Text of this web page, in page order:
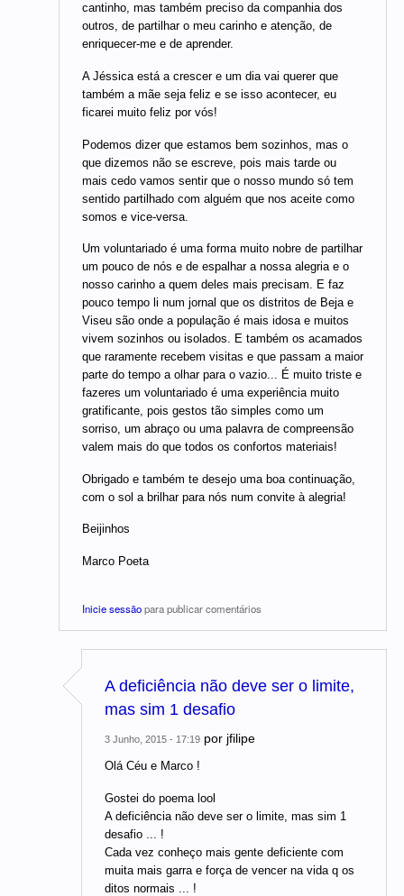
cantinho, mas também preciso da companhia dos
outros, de partilhar o meu carinho e atenção, de
enriquecer-me e de aprender.
A Jéssica está a crescer e um dia vai querer que
também a mãe seja feliz e se isso acontecer, eu
ficarei muito feliz por vós!
Podemos dizer que estamos bem sozinhos, mas o
que dizemos não se escreve, pois mais tarde ou
mais cedo vamos sentir que o nosso mundo só tem
sentido partilhado com alguém que nos aceite como
somos e vice-versa.
Um voluntariado é uma forma muito nobre de partilhar
um pouco de nós e de espalhar a nossa alegria e o
nosso carinho a quem deles mais precisam. E faz
pouco tempo li num jornal que os distritos de Beja e
Viseu são onde a população é mais idosa e muitos
vivem sozinhos ou isolados. E também os acamados
que raramente recebem visitas e que passam a maior
parte do tempo a olhar para o vazio... É muito triste e
fazeres um voluntariado é uma experiência muito
gratificante, pois gestos tão simples como um
sorriso, um abraço ou uma palavra de compreensão
valem mais do que todos os confortos materiais!
Obrigado e também te desejo uma boa continuação,
com o sol a brilhar para nós num convite à alegria!
Beijinhos
Marco Poeta
Inicie sessãopara publicar comentários
A deficiência não deve ser o limite,
mas sim 1 desafio
3 Junho, 2015 - 17:19 por jfilipe
Olá Céu e Marco !
Gostei do poema lool
A deficiência não deve ser o limite, mas sim 1
desafio ... !
Cada vez conheço mais gente deficiente com
muita mais garra e força de vencer na vida q os
ditos normais ... !